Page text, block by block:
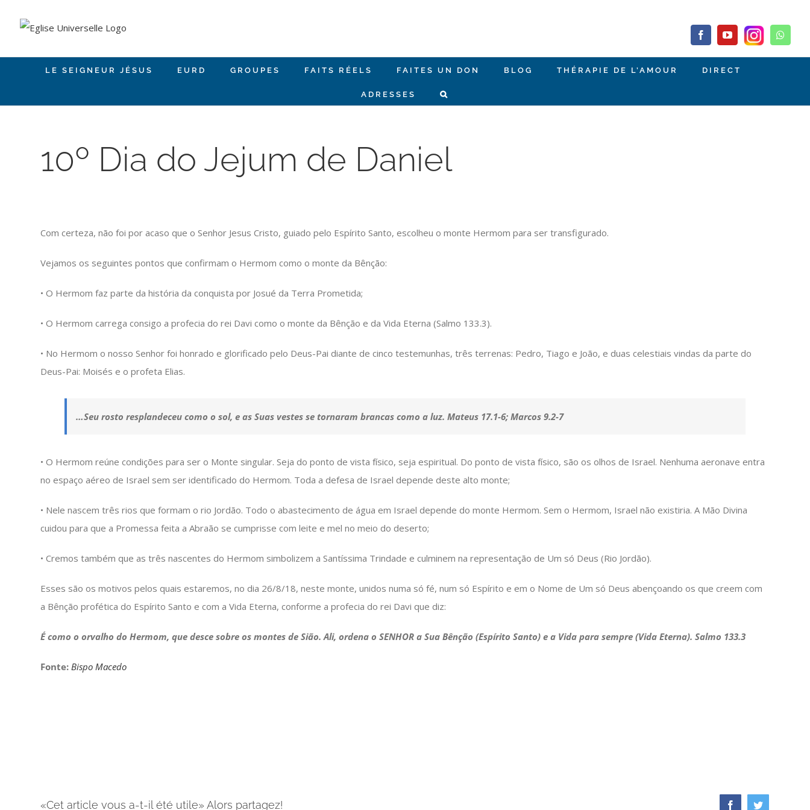
FacebookYouTube
LE SEIGNEUR JÉSUS EURD GROUPES FAITS RÉELS FAITES UN DON BLOG THÉRAPIE DE L’AMOUR DIRECT
ADRESSES
10º Dia do Jejum de Daniel
Com certeza, não foi por acaso que o Senhor Jesus Cristo, guiado pelo Espírito Santo, escolheu o monte Hermom para ser transfigurado.
Vejamos os seguintes pontos que confirmam o Hermom como o monte da Bênção:
• O Hermom faz parte da história da conquista por Josué da Terra Prometida;
• O Hermom carrega consigo a profecia do rei Davi como o monte da Bênção e da Vida Eterna (Salmo 133.3).
• No Hermom o nosso Senhor foi honrado e glorificado pelo Deus-Pai diante de cinco testemunhas, três terrenas: Pedro, Tiago e João, e duas celestiais vindas da parte do
Deus-Pai: Moisés e o profeta Elias.
…Seu rosto resplandeceu como o sol, e as Suas vestes se tornaram brancas como a luz. Mateus 17.1-6; Marcos 9.2-7
• O Hermom reúne condições para ser o Monte singular. Seja do ponto de vista físico, seja espiritual. Do ponto de vista físico, são os olhos de Israel. Nenhuma aeronave entra
no espaço aéreo de Israel sem ser identificado do Hermom. Toda a defesa de Israel depende deste alto monte;
• Nele nascem três rios que formam o rio Jordão. Todo o abastecimento de água em Israel depende do monte Hermom. Sem o Hermom, Israel não existiria. A Mão Divina
cuidou para que a Promessa feita a Abraão se cumprisse com leite e mel no meio do deserto;
• Cremos também que as três nascentes do Hermom simbolizem a Santíssima Trindade e culminem na representação de Um só Deus (Rio Jordão).
Esses são os motivos pelos quais estaremos, no dia 26/8/18, neste monte, unidos numa só fé, num só Espírito e em o Nome de Um só Deus abençoando os que creem com
a Bênção profética do Espírito Santo e com a Vida Eterna, conforme a profecia do rei Davi que diz:
É como o orvalho do Hermom, que desce sobre os montes de Sião. Ali, ordena o SENHOR a Sua Bênção (Espírito Santo) e a Vida para sempre (Vida Eterna). Salmo 133.3
Fonte:Bispo Macedo
«Cet article vous a-t-il été utile» Alors partagez! FacebookTwitter